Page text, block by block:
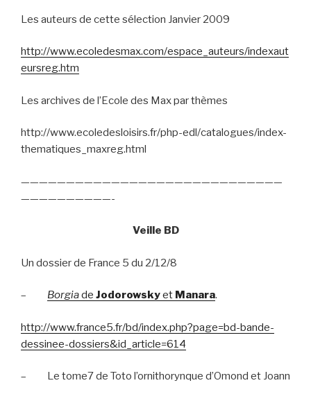
Les auteurs de cette sélection Janvier 2009
http://www.ecoledesmax.com/espace_auteurs/indexaut
eursreg.htm
Les archives de l’Ecole des Max par thèmes
http://www.ecoledesloisirs.fr/php-edl/catalogues/index-
thematiques_maxreg.html
—————————————————————————————
——————————-
Veille BD
Un dossier de France 5 du 2/12/8
– Borgiade Jodorowskyet Manara.
http://www.france5.fr/bd/index.php?page=bd-bande-
dessinee-dossiers&id_article=614
– Le tome7 de Toto l’ornithorynque d’Omond et Joann